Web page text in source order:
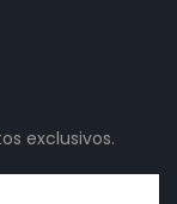
exclusivos.